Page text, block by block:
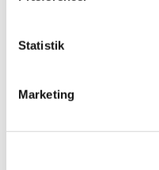
Statistik
Marketing